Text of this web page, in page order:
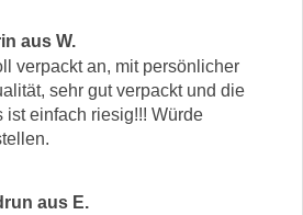
aus W.
verpackt an, mit persönlicher
sehr gut verpackt und die
ist einfach riesig!!! Würde
aus E.